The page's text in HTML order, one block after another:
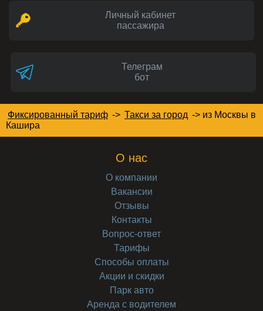
Личный кабинет
пассажира
Телеграм
бот
Фиксированный тариф -> Такси за город -> из Москвы в
Кашира
О нас
О компании
Вакансии
Отзывы
Контакты
Вопрос-ответ
Тарифы
Способы оплаты
Акции и скидки
Парк авто
Аренда с водителем